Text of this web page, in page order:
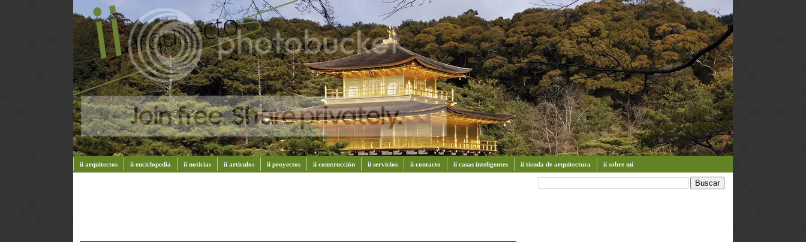
ii arquitectos ii enciclopedia ii noticias ii articulos ii proyectos ii construcción ii servicios ii contacto ii casas inteligentes ii tienda de arquitectura ii sobre mi